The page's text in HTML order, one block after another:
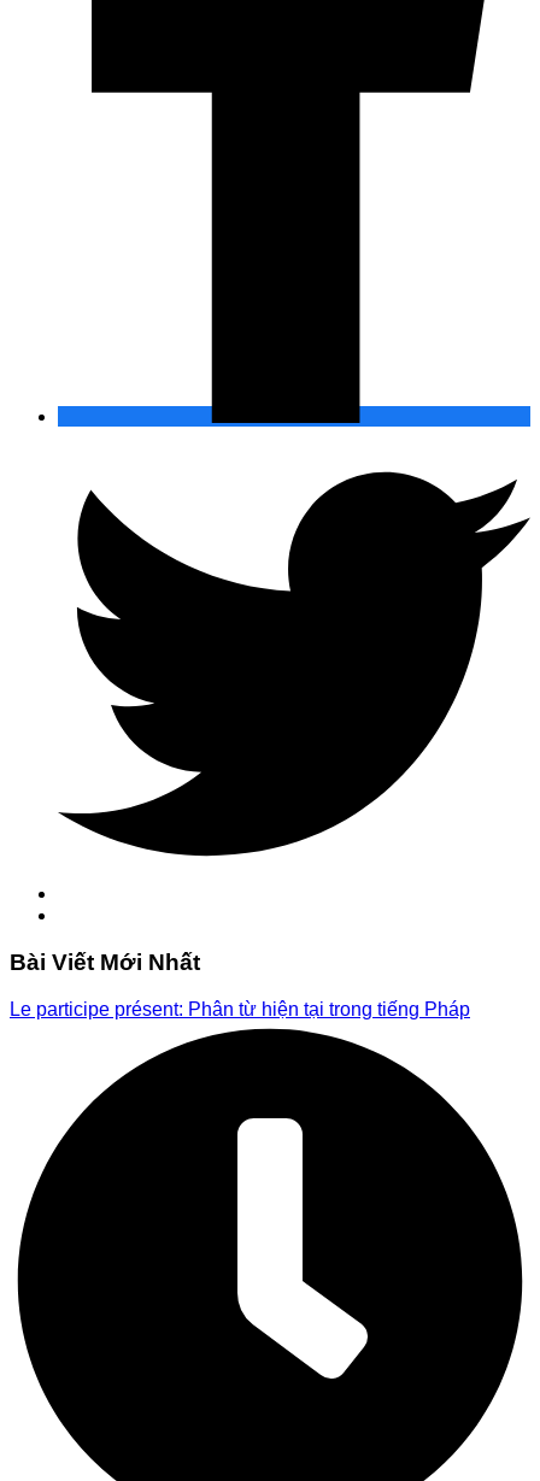
Bài Viết Mới Nhất
Le participe présent: Phân từ hiện tại trong tiếng Pháp